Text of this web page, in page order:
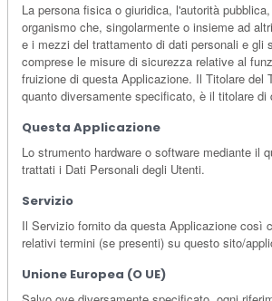
La persona fisica o giuridica, l'autorità
organismo che, singolarmente o insieme ad
e i mezzi del trattamento di dati personali e gli
comprese le misure di sicurezza relative al
fruizione di questa Applicazione. Il Titolare del
quanto diversamente specificato, è il titolare di
Questa Applicazione
Lo strumento hardware o software mediante il
trattati i Dati Personali degli Utenti.
Servizio
Il Servizio fornito da questa Applicazione così
relativi termini (se presenti) su questo sito/
Unione Europea (o UE)